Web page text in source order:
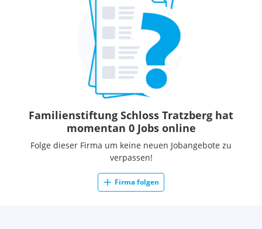
Familienstiftung Schloss Tratzberg hat
momentan 0 Jobs online
Folge dieser Firma um keine neuen Jobangebote zu
verpassen!
Firma folgen